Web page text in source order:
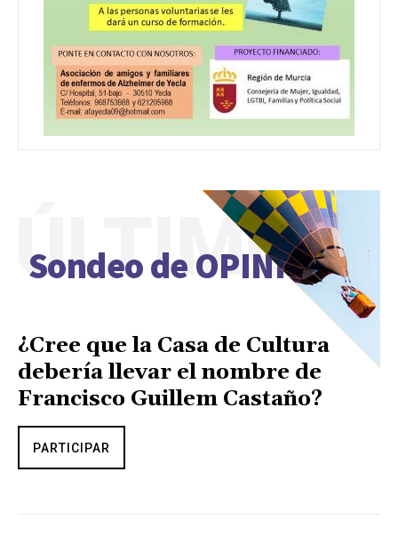
Sondeo de OPINIÓN
ÚLTIMO
¿Cree que la Casa de Cultura
debería llevar el nombre de
Francisco Guillem Castaño?
PARTICIPAR